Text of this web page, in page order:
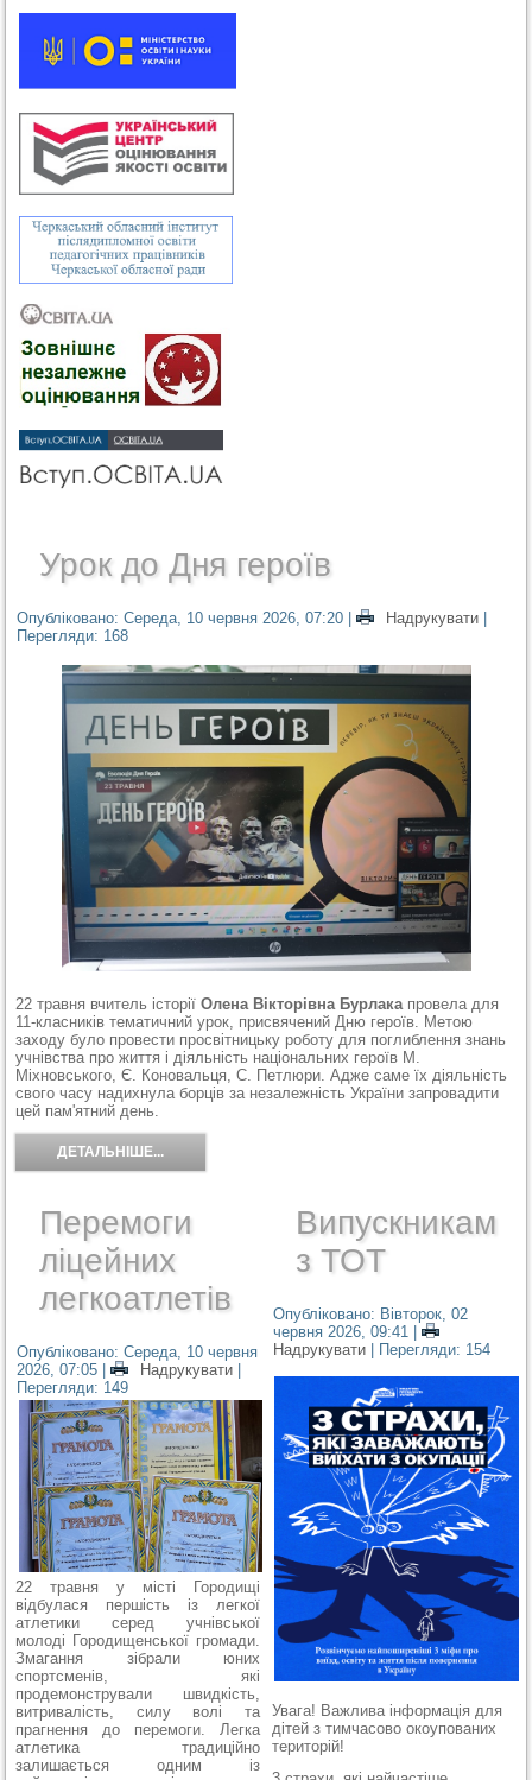
Урок до Дня героїв
Опубліковано: Середа, 10 червня 2026, 07:20 | Надрукувати
Перегляди: 168
22 травня вчитель історіїОлена Вікторівна Бурлака провела для
11-класників тематичний урок, присвячений Дню героїв. Метою
заходу було провести просвітницьку роботу для поглиблення знань
учнівства про життя і діяльність національних героїв М.
Міхновського, Є. Коновальця, С. Петлюри. Адже саме їх діяльність
свого часу надихнула борців за незалежність України запровадити
цей пам'ятний день.
ДЕТАЛЬНІШЕ...
Перемоги
ліцейних
легкоатлетів
Опубліковано: Середа, 10 червня
2026, 07:05 | Надрукувати |
Перегляди: 149
22 травня у місті Городищі
відбулася першість із легкої
атлетики серед учнівської
молоді Городищенської громади.
Змагання зібрали юних
спортсменів, які
продемонстрували швидкість,
витривалість, силу волі та
прагнення до перемоги. Легка
атлетика традиційно
залишається одним із
Випускникам
з ТОТ
Опубліковано: Вівторок, 02
червня 2026, 09:41 |
Надрукувати | Перегляди: 154
Увага! Важлива інформація для
дітей з тимчасово окоупованих
територій!